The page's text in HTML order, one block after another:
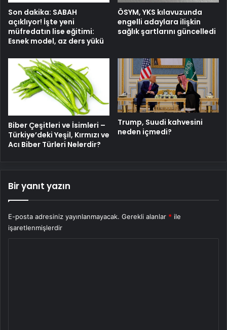
Son dakika: SABAH
açıklıyor! İşte yeni
müfredatın lise eğitimi:
Esnek model, az ders yükü
ÖSYM, YKS kılavuzunda
engelli adaylara ilişkin
sağlık şartlarını güncelledi
Biber Çeşitleri ve İsimleri –
Türkiye’deki Yeşil, Kırmızı ve
Acı Biber Türleri Nelerdir?
Trump, Suudi kahvesini
neden içmedi?
Bir yanıt yazın
E-posta adresiniz yayınlanmayacak. Gerekli alanlar * ile
işaretlenmişlerdir